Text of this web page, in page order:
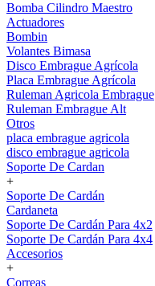
Bomba Cilindro Maestro
Actuadores
Bombin
Volantes Bimasa
Disco Embrague Agrícola
Placa Embrague Agrícola
Ruleman Agricola Embrague
Ruleman Embrague Alt
Otros
placa embrague agricola
disco embrague agricola
Soporte De Cardan
+
Soporte De Cardán
Cardaneta
Soporte De Cardán Para 4x2
Soporte De Cardán Para 4x4
Accesorios
+
Correas